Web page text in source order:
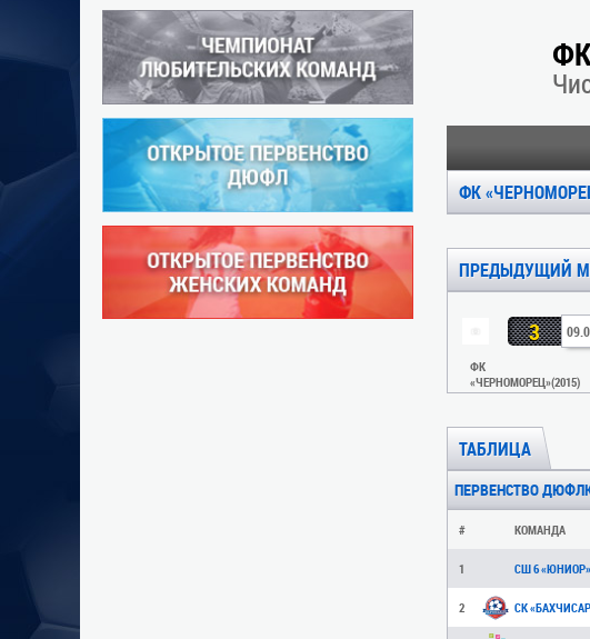
ФК
ПРЕДЫДУЩИЙ
3
ФК
«ЧЕРНОМОРЕЦ»(2015)
ТАБЛИЦА
ПЕРВЕНСТВО ДЮФЛК
# КОМАНДА
1 СШ 6
2 СК